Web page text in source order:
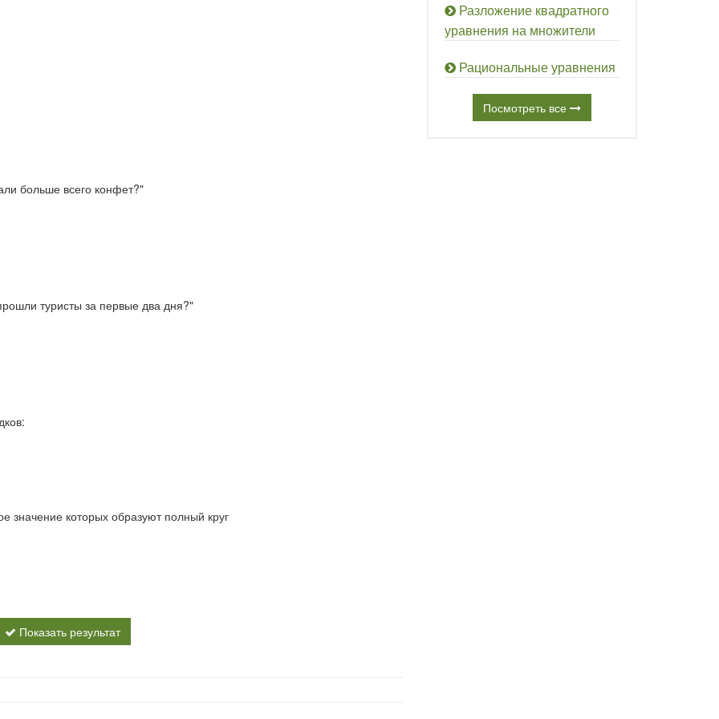
больше всего конфет?"
туристы за первые два дня?"
значение которых образуют полный круг
Показать результат
Разложение квадратного
уравнения на множители
Рациональные уравнения
Посмотреть все